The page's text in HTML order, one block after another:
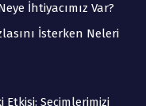
İhtiyacımız Var?
İsterken Neleri
Seçimlerimizi